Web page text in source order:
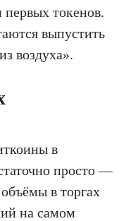
токенов.
выпустить
воздуха».
в
просто —
в торгах
на самом